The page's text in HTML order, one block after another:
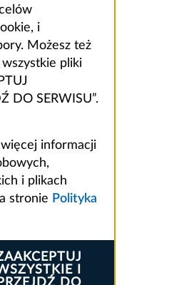
i
Możesz też
pliki
DO SERWISU”.
informacji
i plikach
stronie Polityka
I